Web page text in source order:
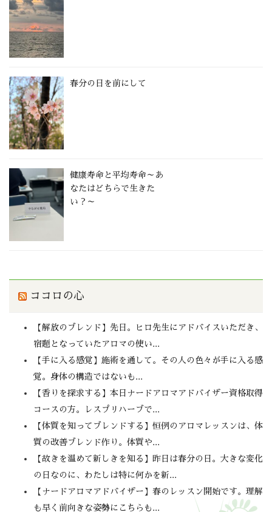
春分の日を前にして
健康寿命と平均寿命～あ
なたはどちらで生きた
い？～
ココロの心
【解放のブレンド】先日。ヒロ先生にアドバイスいただき、
宿題となっていたアロマの使い...
【手に入る感覚】施術を通して。その人の色々が手に入る感
覚。身体の構造ではないも...
【香りを探求する】本日ナードアロマアドバイザー資格取得
コースの方。レスプリハーブで...
【体質を知ってブレンドする】恒例のアロマレッスンは、体
質の改善ブレンド作り。体質や...
【故きを温めて新しきを知る】昨日は春分の日。大きな変化
の日なのに、わたしは特に何かを新...
【ナードアロマアドバイザー】春のレッスン開始です。理解
も早く前向きな姿勢にこちらも...